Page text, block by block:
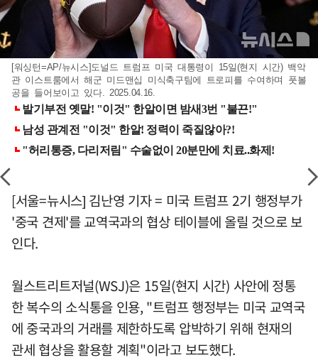
[워싱턴=AP/뉴시스]도널드 트럼프 미국 대통령이 15일(현지 시간) 백악
관 이스트룸에서 해군 미드맨십 미식축구팀에 트로피를 수여하며 풋볼
공을 들어보이고 있다. 2025.04.16.
[서울=뉴시스] 김난영 기자 = 미국 트럼프 2기 행정부가
'중국 견제'를 교역국과의 협상 테이블에 올릴 것으로 보
인다.
월스트리트저널(WSJ)은 15일(현지 시간) 사안에 정통
한 복수의 소식통을 인용, "트럼프 행정부는 미국 교역국
에 중국과의 거래를 제한하도록 압박하기 위해 현재의
관세 협상을 활용할 계획"이라고 보도했다.